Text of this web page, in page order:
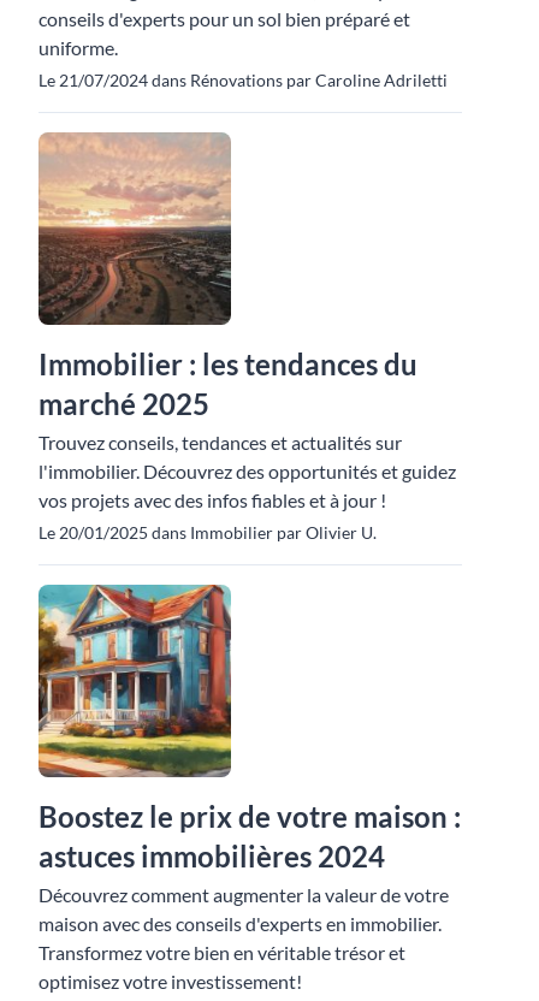
conseils d'experts pour un sol bien préparé et
uniforme.
Le 21/07/2024 dans Rénovations par Caroline Adriletti
Immobilier : les tendances du
marché 2025
Trouvez conseils, tendances et actualités sur
l'immobilier. Découvrez des opportunités et guidez
vos projets avec des infos fiables et à jour !
Le 20/01/2025 dans Immobilier par Olivier U.
Boostez le prix de votre maison :
astuces immobilières 2024
Découvrez comment augmenter la valeur de votre
maison avec des conseils d'experts en immobilier.
Transformez votre bien en véritable trésor et
optimisez votre investissement!